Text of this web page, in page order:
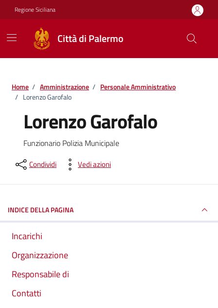
Vai ai contenuti
Vai al footer
Regione Siciliana
Città di Palermo
Home / Amministrazione / Personale Amministrativo
/ Lorenzo Garofalo
Lorenzo Garofalo
Funzionario Polizia Municipale
Condividi Vedi azioni
INDICE DELLA PAGINA
Incarichi
Organizzazione
Responsabile di
Contatti